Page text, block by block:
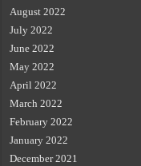
August 2022
July 2022
June 2022
May 2022
April 2022
March 2022
February 2022
January 2022
December 2021